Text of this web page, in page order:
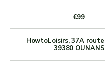
€99
HowtoLoisirs, 37A
39380 OUNANS